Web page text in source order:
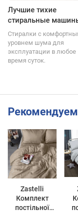
Лучшие тихие
стиральные
Стиралки с
уровнем шума для
эксплуатации в любое
время суток.
Рекомендуем
Zastelli
Комплект
постільної